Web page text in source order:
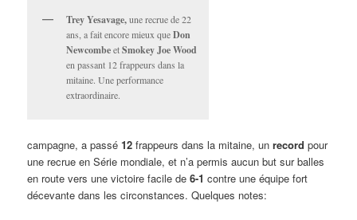
Trey Yesavage,une recrue de 22
ans, a fait encore mieux queDon
NewcombeetSmokey Joe Wood
en passant 12 frappeurs dans la
mitaine. Une performance
extraordinaire.
campagne, a passé12 frappeurs dans la mitaine, unrecord pour
une recrue en Série mondiale, et n’a permis aucun but sur balles
en route vers une victoire facile de6-1 contre une équipe fort
décevante dans les circonstances. Quelques notes: